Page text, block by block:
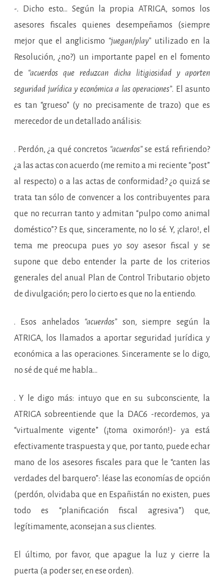
-. Dicho esto… Según la propia ATRIGA, somos los
asesores fiscales quienes desempeñamos (siempre
mejor que el anglicismo “juegan/play”utilizado en la
Resolución, ¿no?) un importante papel en el fomento
de “acuerdos que reduzcan dicha litigiosidad y aporten
seguridad jurídica y económica a las operaciones”. El asunto
es tan “grueso” (y no precisamente de trazo) que es
merecedor de un detallado análisis:
. Perdón, ¿a qué concretos “acuerdos”se está refiriendo?
¿a las actas con acuerdo (me remito a mi reciente “post”
al respecto) o a las actas de conformidad? ¿o quizá se
trata tan sólo de convencer a los contribuyentes para
que no recurran tanto y admitan “pulpo como animal
doméstico”? Es que, sinceramente, no lo sé. Y, ¡claro!, el
tema me preocupa pues yo soy asesor fiscal y se
supone que debo entender la parte de los criterios
generales del anual Plan de Control Tributario objeto
de divulgación; pero lo cierto es que no la entiendo.
. Esos anhelados “acuerdos”son, siempre según la
ATRIGA, los llamados a aportar seguridad jurídica y
económica a las operaciones. Sinceramente se lo digo,
no sé de qué me habla…
. Y le digo más: intuyo que en su subconsciente, la
ATRIGA sobreentiende que la DAC6 -recordemos, ya
“virtualmente vigente” (¡toma oximorón!)- ya está
efectivamente traspuesta y que, por tanto, puede echar
mano de los asesores fiscales para que le “canten las
verdades del barquero”: léase las economías de opción
(perdón, olvidaba que en Españistán no existen, pues
todo es “planificación fiscal agresiva”) que,
legítimamente, aconsejan a sus clientes.
El último, por favor, que apague la luz y cierre la
puerta (a poder ser, en ese orden).